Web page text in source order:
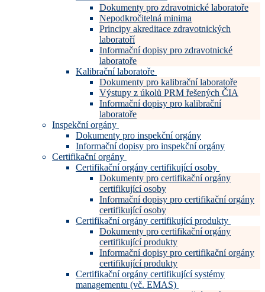
Dokumenty pro zdravotnické laboratoře
Nepodkročitelná minima
Principy akreditace zdravotnických
laboratoří
Informační dopisy pro zdravotnické
laboratoře
Kalibrační laboratoře
Dokumenty pro kalibrační laboratoře
Výstupy z úkolů PRM řešených ČIA
Informační dopisy pro kalibrační
laboratoře
Inspekční orgány
Dokumenty pro inspekční orgány
Informační dopisy pro inspekční orgány
Certifikační orgány
Certifikační orgány certifikující osoby
Dokumenty pro certifikační orgány
certifikující osoby
Informační dopisy pro certifikační orgány
certifikující osoby
Certifikační orgány certifikující produkty
Dokumenty pro certifikační orgány
certifikující produkty
Informační dopisy pro certifikační orgány
certifikující produkty
Certifikační orgány certifikující systémy
managementu (vč. EMAS)